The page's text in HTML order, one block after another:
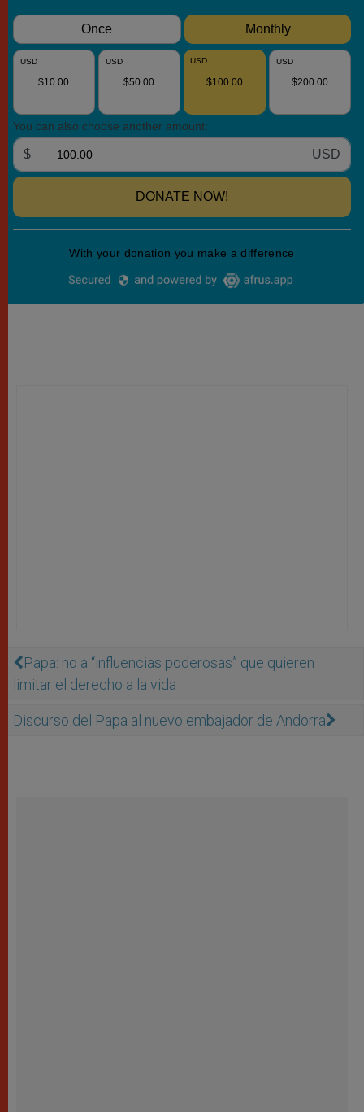
Papa: no a “influencias poderosas” que quieren
limitar el derecho a la vida
Discurso del Papa al nuevo embajador de Andorra